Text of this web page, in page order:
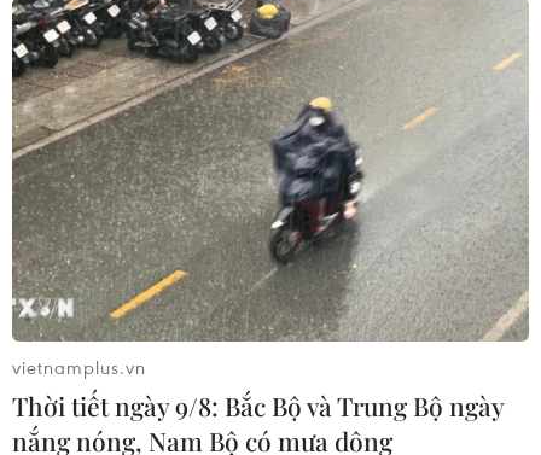
là Verizon và AT&T./.
(TTXVN/Vietnam+)
vietnamplus.vn
Thời tiết ngày 9/8: Bắc Bộ và Trung Bộ ngày
nắng nóng, Nam Bộ có mưa dông